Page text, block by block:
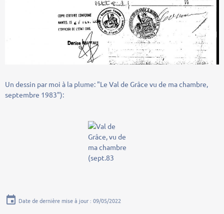
Un dessin par moi à la plume: "Le Val de Grâce vu de ma chambre,
septembre 1983"):
Date de dernière mise à jour : 09/05/2022